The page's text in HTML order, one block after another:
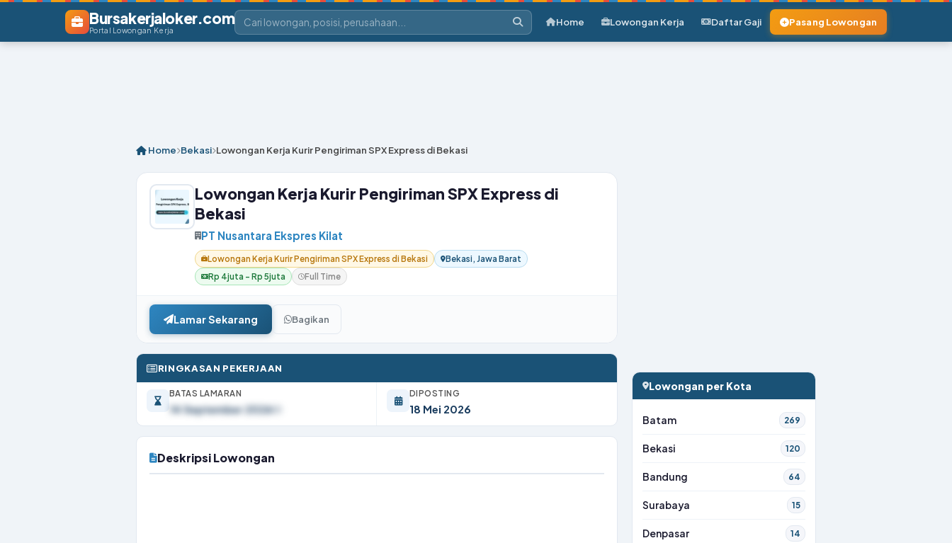
Bursakerjaloker.com
Portal Lowongan Kerja
Home Lowongan Kerja Daftar Gaji Pasang Lowongan
Home Bekasi Lowongan Kerja Kurir Pengiriman SPX Express di Bekasi
Lowongan Kerja Kurir Pengiriman SPX Express di
Bekasi
PT Nusantara Ekspres Kilat
Lowongan Kerja Kurir Pengiriman SPX Express di Bekasi
Bekasi, Jawa Barat
Rp 4juta – Rp 5juta
Full Time
Lamar Sekarang Bagikan
RINGKASAN PEKERJAAN
BATAS LAMARAN
14 September 2026
DIPOSTING
18 Mei 2026
Deskripsi Lowongan
Lowongan per Kota
Batam 269
Bekasi 120
Bandung 64
Surabaya 15
Denpasar 14